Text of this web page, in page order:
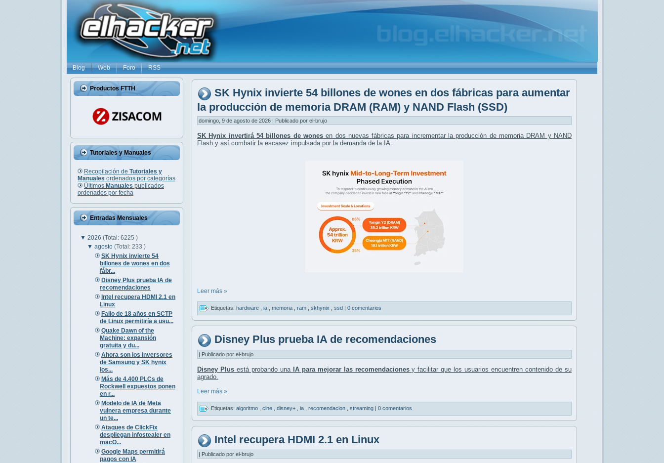
Blog Web Foro RSS
Productos FTTH
Tutoriales y Manuales
Recopilación de Tutoriales y
Manuales ordenados por categorías
Últimos Manuales publicados
ordenados por fecha
Entradas Mensuales
▼ 2026 (Total: 6225 )
▼agosto(Total: 233 )
SK Hynix invierte 54
billones de wones en dos
fábr...
Disney Plus prueba IA de
recomendaciones
Intel recupera HDMI 2.1 en
Linux
Fallo de 18 años en SCTP
de Linux permitiría a usu...
Quake Dawn of the
Machine: expansión
gratuita y du...
Ahora son los inversores
de Samsung y SK hynix
los...
Más de 4.400 PLCs de
Rockwell expuestos ponen
en r...
Modelo de IA de Meta
vulnera empresa durante
un te...
Ataques de ClickFix
despliegan infostealer en
macO...
Google Maps permitirá
pagos con IA
SK Hynix invierte 54 billones de wones en dos fábricas para aumentar
la producción de memoria DRAM (RAM) y NAND Flash (SSD)
domingo, 9 de agosto de 2026 | Publicado por el-brujo
SK Hynix invertirá 54 billones de wonesen dos nuevas fábricas para incrementar la producción de memoria DRAM y NAND
Flash y así combatir la escasez impulsada por la demanda de la IA.
Leer más »
Etiquetas: hardware ia memoria ram skhynix ssd | 0 comentarios
Disney Plus prueba IA de recomendaciones
| Publicado por el-brujo
Disney Plusestá probando una IA para mejorar las recomendacionesy facilitar que los usuarios encuentren contenido de su
agrado.
Leer más »
Etiquetas: algoritmo cine disney+ ia recomendacion streaming | 0 comentarios
Intel recupera HDMI 2.1 en Linux
| Publicado por el-brujo